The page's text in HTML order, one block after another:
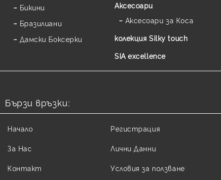
Бикини
Бразилиани
Дамски Боксерки
Аксесоари
Аксесоари за Коса
колекция Silky touch
SIA excellence
Бързи връзки:
Начало
За Нас
Контакт
Регистрация
Лични Данни
Условия за ползване